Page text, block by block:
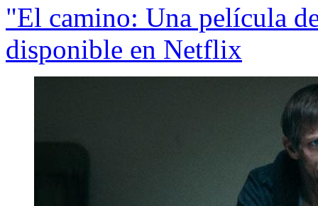
"El camino: Una película
disponible en Netflix